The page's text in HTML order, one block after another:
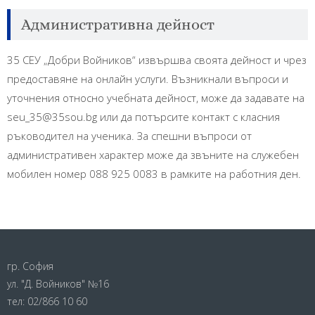
Административна дейност
35 СЕУ „Добри Войников“ извършва своята дейност и чрез
предоставяне на онлайн услуги. Възникнали въпроси и
уточнения относно учебната дейност, може да задавате на
seu_35@35sou.bg или да потърсите контакт с класния
ръководител на ученика. За спешни въпроси от
административен характер може да звъните на служебен
мобилен номер 088 925 0083 в рамките на работния ден.
гр. София
ул. "Д. Войников" №16
тел: 02/866 10 60